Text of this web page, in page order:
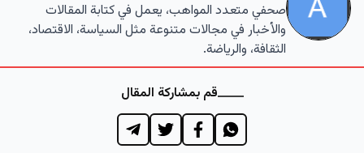
صحفي متعدد المواهب، يعمل في كتابة المقالات
والأخبار في مجالات متنوعة مثل السياسة، الاقتصاد،
الثقافة، والرياضة.
قم بمشاركة المقال